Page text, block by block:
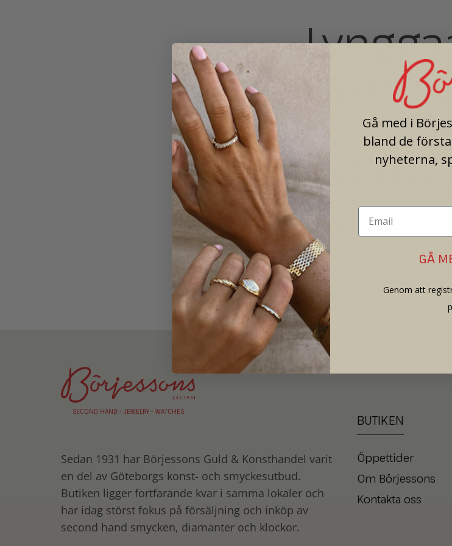
guld,
50/80
Karbinhake. Vikt 3,6 gram. Tillverkad hos
Pris: 14 500
SECOND HAND - JEWELRY - WATCHES
Sedan 1931 har Börjessons Guld & Konsthandel varit
en del av Göteborgs konst- och smyckesutbud.
Butiken ligger fortfarande kvar i samma lokaler och
har idag störst fokus på försäljning och inköp av
second hand smycken, diamanter och klockor.
BUTIKEN
Öppettider
Om Börjessons
Kontakta oss
Gå med i
bland de
nyheterna,
GÅ
Genom att